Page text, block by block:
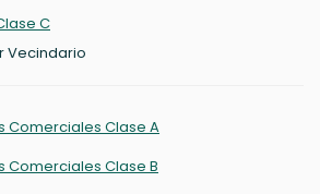
C
Vecindario
Comerciales Clase A
Comerciales Clase B